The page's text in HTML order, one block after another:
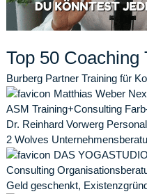
Top 50 Coaching
Burberg Partner Training für
Matthias Weber
ASM Training+Consulting
Dr. Reinhard Vorwerg
2 Wolves
DAS
Consulting
Geld geschenkt,